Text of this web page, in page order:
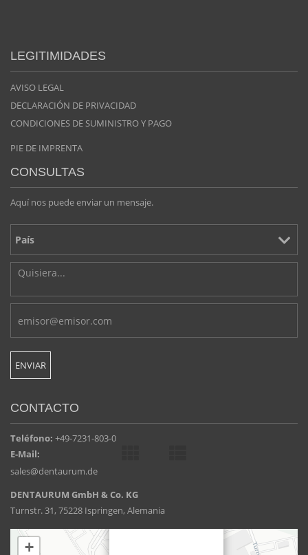
LEGITIMIDADES
AVISO LEGAL
DECLARACIÓN DE PRIVACIDAD
CONDICIONES DE SUMINISTRO Y PAGO
PIE DE IMPRENTA
CONSULTAS
Aquí nos puede enviar un mensaje.
CONTACTO
Teléfono: +49-7231-803-0
E-Mail:
sales@dentaurum.de
DENTAURUM GmbH & Co. KG
Turnstr. 31, 75228 Ispringen, Alemania